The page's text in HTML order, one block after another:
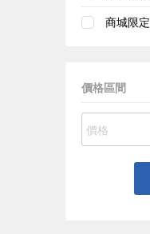
商城限定
價格區間